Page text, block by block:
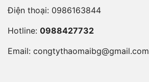
Điện thoại: 0986163844
Hotline: 0988427732
Email: congtythaomaibg@gmail.com